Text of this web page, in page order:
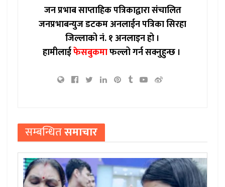
जन प्रभाब साप्ताहिक पत्रिकाद्वारा संचालित
जनप्रभाबन्युज डटकम अनलाईन पत्रिका सिरहा
जिल्लाको नं. १ अनलाइन हो ।
हामीलाईफेसबुकमाफल्लो गर्न सक्नुहुन्छ ।
सम्बन्धितसमाचार